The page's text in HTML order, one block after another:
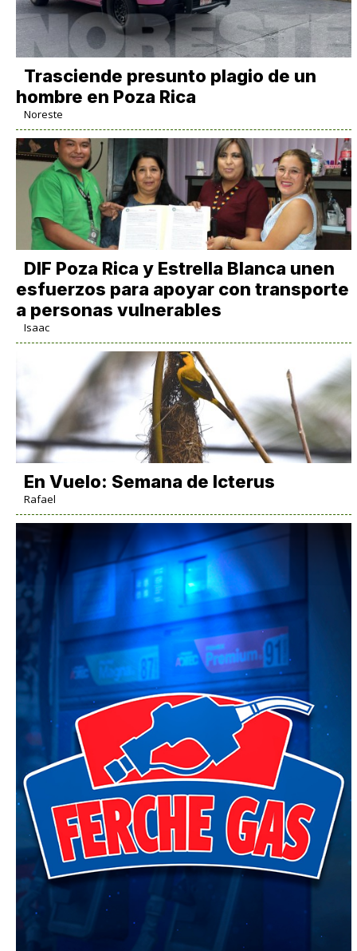
Trasciende presunto plagio de un
hombre en Poza Rica
Noreste
DIF Poza Rica y Estrella Blanca unen
esfuerzos para apoyar con transporte
a personas vulnerables
Isaac
En Vuelo: Semana de Icterus
Rafael